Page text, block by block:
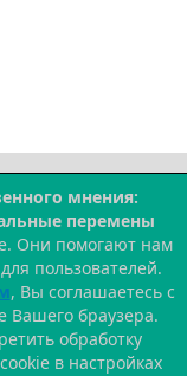
мнения:
перемены
Они помогают нам
пользователей.
, Вы соглашаетесь с
Вашего браузера.
обработку
в настройках